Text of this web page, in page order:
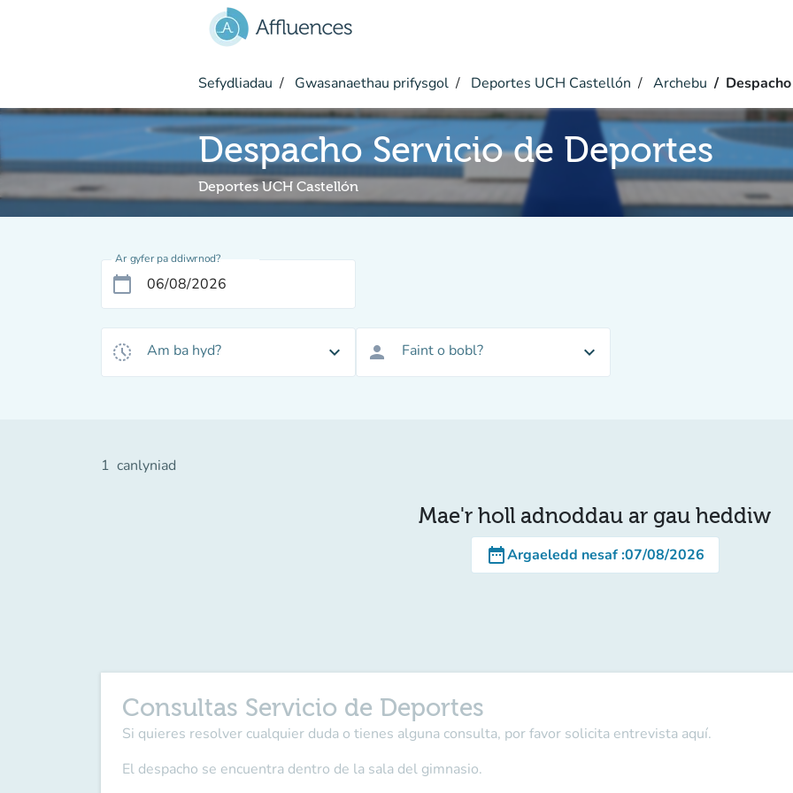
Sefydliadau Gwasanaethau prifysgol Deportes UCH Castellón Archebu
Despacho Servicio de Deportes
Deportes UCH Castellón
Ar gyfer pa ddiwrnod?
calendar_today
history_toggle_off Am ba hyd? expand_more person Faint o bobl? expand_more
1 canlyniad
Mae'r holl adnoddau ar gau heddiw
date_rangeArgaeledd nesaf:07/08/2026
Consultas Servicio de Deportes
Si quieres resolver cualquier duda o tienes alguna consulta, por favor solicita entrevista aquí.
El despacho se encuentra dentro de la sala del gimnasio.